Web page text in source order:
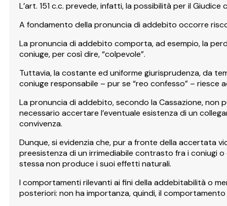
L’art. 151 c.c. prevede, infatti, la possibilità per il
A fondamento della pronuncia di addebito occorre
La pronuncia di addebito comporta, ad esempio, la
coniuge, per così dire, “colpevole”.
Tuttavia, la costante ed uniforme giurisprudenza, da
coniuge responsabile – pur se “reo confesso” – riesce
La pronuncia di addebito, secondo la Cassazione, non
necessario accertare l’eventuale esistenza di un
convivenza.
Dunque, si evidenzia che, pur a fronte della accertata
preesistenza di un irrimediabile contrasto fra i coniugi
stessa non produce i suoi effetti naturali.
I comportamenti rilevanti ai fini della addebitabilità o
posteriori: non ha importanza, quindi, il